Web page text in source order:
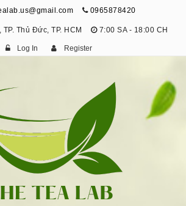
0965878420
Thủ Đức, TP. HCM 7:00 SA - 18:00 CH
Log In Register